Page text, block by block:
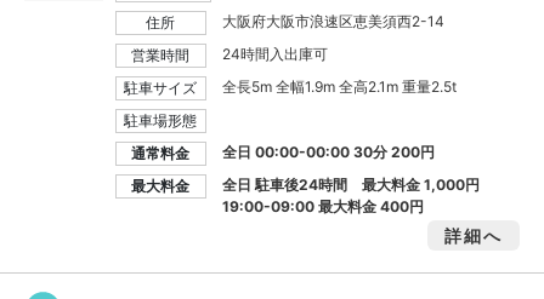
住所
大阪府大阪市浪速区恵美須西2-14
営業時間
24時間入出庫可
駐車サイズ
全長5m 全幅1.9m 全高2.1m 重量2.5t
駐車場形態
通常料金
全日 00:00-00:00 30分 200円
最大料金
全日 駐車後24時間 最大料金1,000円
19:00-09:00 最大料金400円
詳細へ